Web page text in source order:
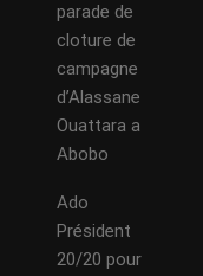
parade de
cloture de
campagne
d’Alassane
Ouattara a
Abobo
Ado
Président
20/20 pour